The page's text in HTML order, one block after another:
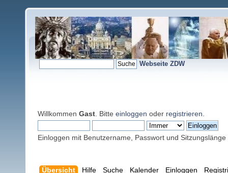
Webseite ZDW
Willkommen Gast . Bitte einloggen oder registrieren
Einloggen mit Benutzername, Passwort und Sitzungslänge
Übersicht Hilfe Suche Kalender Einloggen